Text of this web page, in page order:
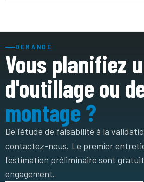
DEMANDE
Vous planifiez
d'outillage ou
montage ?
De l'étude de faisabilité à la
contactez-nous. Le premier
l'estimation préliminaire sont
engagement.